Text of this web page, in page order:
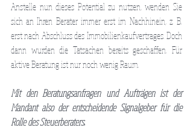
Anstelle nun dieses Potential zu nutzen, wenden Sie
sich an Ihren Berater immer erst im Nachhinein, z. B.
erst nach Abschluss des Immobilienkaufvertrages. Doch
dann wurden die Tatsachen bereits geschaffen. Für
aktive Beratung ist nur noch wenig Raum.
Mit den Beratungsanfragen und Aufträgen ist der
Mandant also der entscheidende Signalgeber für die
Rolle des Steuerberaters.